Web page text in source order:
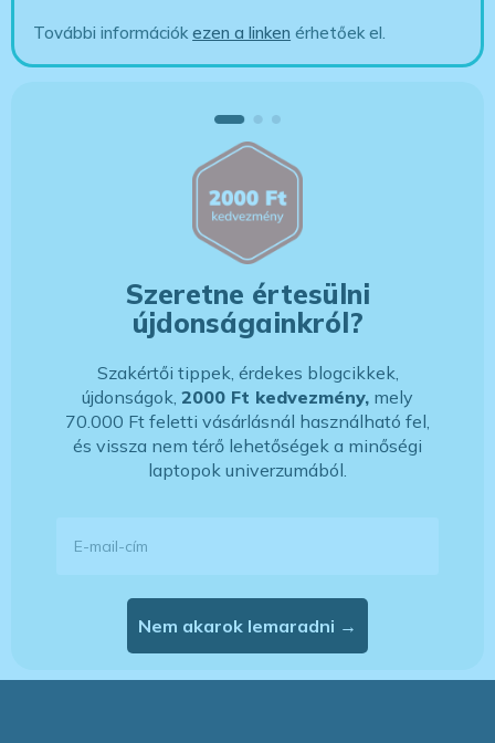
További információkezen a linken érhetőek el.
Szeretne értesülni
újdonságainkról?
Szakértői tippek, érdekes blogcikkek,
újdonságok, 2000 Ft kedvezmény, mely
70.000 Ft feletti vásárlásnál használható fel,
és vissza nem térő lehetőségek a minőségi
laptopok univerzumából.
Nem akarok lemaradni →